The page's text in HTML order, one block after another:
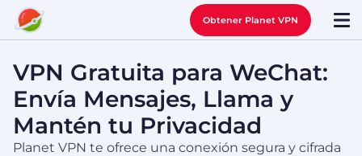
Obtener Planet VPN
VPN Gratuita para WeChat:
Envía Mensajes, Llama y
Mantén tu Privacidad
Planet VPN te ofrece una conexión segura y cifrada